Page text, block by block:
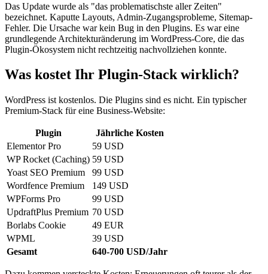
Das Update wurde als "das problematischste aller Zeiten"
bezeichnet. Kaputte Layouts, Admin-Zugangsprobleme, Sitemap-
Fehler. Die Ursache war kein Bug in den Plugins. Es war eine
grundlegende Architekturänderung im WordPress-Core, die das
Plugin-Ökosystem nicht rechtzeitig nachvollziehen konnte.
Was kostet Ihr Plugin-Stack wirklich?
WordPress ist kostenlos. Die Plugins sind es nicht. Ein typischer
Premium-Stack für eine Business-Website:
Plugin
Jährliche Kosten
Elementor Pro
59 USD
WP Rocket (Caching) 59 USD
Yoast SEO Premium
99 USD
Wordfence Premium
149 USD
WPForms Pro
99 USD
UpdraftPlus Premium 70 USD
Borlabs Cookie
49 EUR
WPML
39 USD
Gesamt
640-700 USD/Jahr